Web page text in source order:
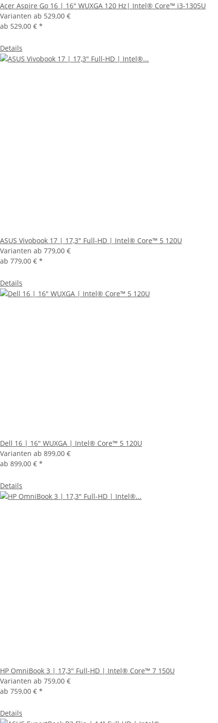
Acer Aspire Go 16 | 16" WUXGA 120 Hz| Intel® Core™ i3-1305U
Varianten ab 529,00 €
ab 529,00 € *
Details
ASUS Vivobook 17 | 17,3" Full-HD | Intel® Core™ 5 120U
Varianten ab 779,00 €
ab 779,00 € *
Details
Dell 16 | 16" WUXGA | Intel® Core™ 5 120U
Varianten ab 899,00 €
ab 899,00 € *
Details
HP OmniBook 3 | 17,3" Full-HD | Intel® Core™ 7 150U
Varianten ab 759,00 €
ab 759,00 € *
Details